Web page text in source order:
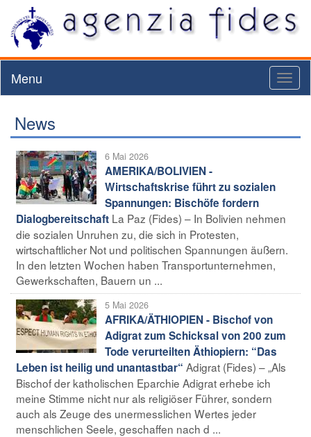
Menu
News
6 Mai 2026
AMERIKA/BOLIVIEN -
Wirtschaftskrise führt zu sozialen
Spannungen: Bischöfe fordern
Dialogbereitschaft La Paz (Fides) – In Bolivien nehmen
die sozialen Unruhen zu, die sich in Protesten,
wirtschaftlicher Not und politischen Spannungen äußern.
In den letzten Wochen haben Transportunternehmen,
Gewerkschaften, Bauern un ...
5 Mai 2026
AFRIKA/ÄTHIOPIEN - Bischof von
Adigrat zum Schicksal von 200 zum
Tode verurteilten Äthiopiern: “Das
Leben ist heilig und unantastbar“ Adigrat (Fides) – „Als
Bischof der katholischen Eparchie Adigrat erhebe ich
meine Stimme nicht nur als religiöser Führer, sondern
auch als Zeuge des unermesslichen Wertes jeder
menschlichen Seele, geschaffen nach d ...